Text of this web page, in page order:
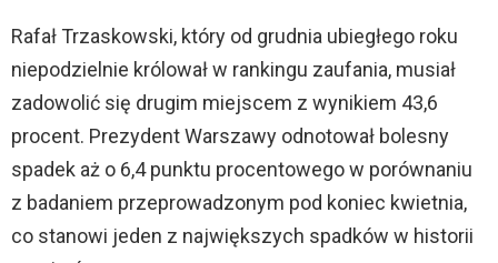
Rafał Trzaskowski, który od grudnia ubiegłego roku
niepodzielnie królował w rankingu zaufania, musiał
zadowolić się drugim miejscem z wynikiem 43,6
procent. Prezydent Warszawy odnotował bolesny
spadek aż o 6,4 punktu procentowego w porównaniu
z badaniem przeprowadzonym pod koniec kwietnia,
co stanowi jeden z największych spadków w historii